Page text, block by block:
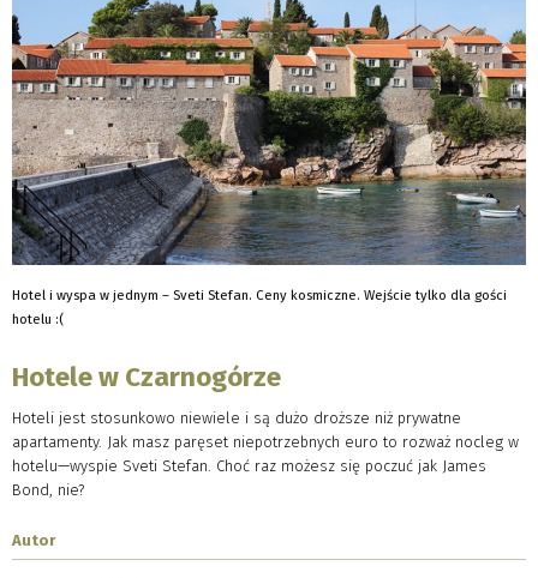
Hotel i wyspa w jednym – Sveti Stefan. Ceny kosmiczne. Wejście tylko dla gości
hotelu :(
Hotele w Czarnogórze
Hoteli jest stosunkowo niewiele i są dużo droższe niż prywatne
apartamenty. Jak masz paręset niepotrzebnych euro to rozważ nocleg w
hotelu—wyspie Sveti Stefan. Choć raz możesz się poczuć jak James
Bond, nie?
Autor